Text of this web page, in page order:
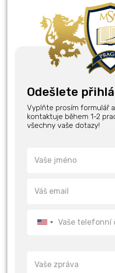
Odešlete
Vyplňte prosím formulář
kontaktuje během 1-2
všechny vaše dotazy!